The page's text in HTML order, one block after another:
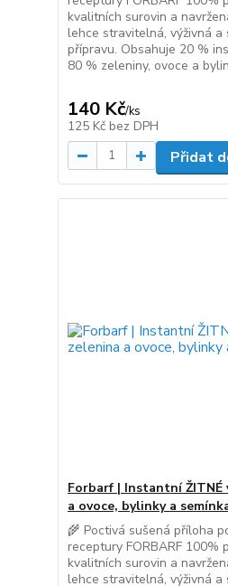
kvalitních surovin a
lehce stravitelná, výživná a
přípravu. Obsahuje 20 %
80 % zeleniny, ovoce a
140 Kč/ks
125 Kč bez DPH
Přidat
Forbarf | Instantní ŽITNÉ
a ovoce, bylinky a
🌾 Poctivá sušená příloha
receptury FORBARF 100%
kvalitních surovin a
lehce stravitelná, výživná a